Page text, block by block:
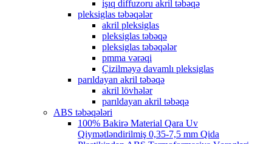
işıq diffuzoru akril təbəqə
pleksiglas təbəqələr
akril pleksiglas
pleksiglas təbəqə
pleksiglas təbəqələr
pmma vərəqi
Çizilməyə davamlı pleksiglas
parıldayan akril təbəqə
akril lövhələr
parıldayan akril təbəqə
ABS təbəqələri
100% Bakirə Material Qara Uv
Qiymətləndirilmiş 0,35-7,5 mm Qida